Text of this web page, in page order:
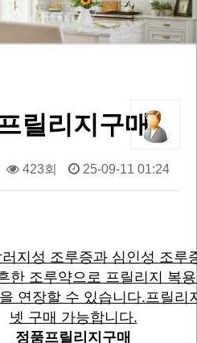
릴리지구매
423회 25-09-11 01:24
지성 조루증과 심인성 조루
한 조루약으로 프릴리지 복
연장할 수 있습니다.프릴리
넷 구매 가능합니다.
정품프릴리지구매